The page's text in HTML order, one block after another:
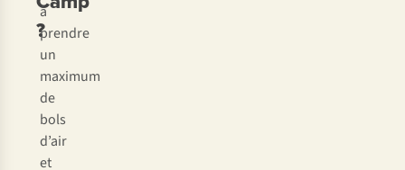
?
à
prendre
un
maximum
de
bols
d’air
et